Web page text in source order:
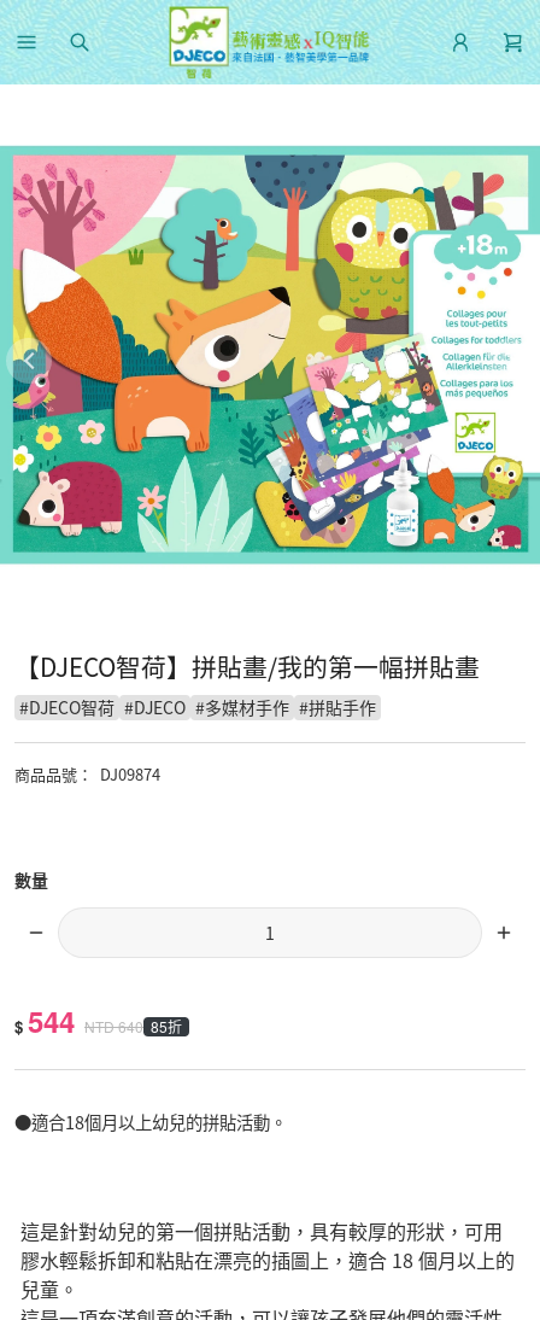
【DJECO智荷】拼貼畫/我的第一幅拼貼畫
#DJECO智荷 #DJECO #多媒材手作 #拼貼手作
商品品號 ： DJ09874
數量
$ 544 NTD640 85折
●適合18個月以上幼兒的拼貼活動。
這是針對幼兒的第一個拼貼活動，具有較厚的形狀，可用
膠水輕鬆拆卸和粘貼在漂亮的插圖上，適合 18 個月以上的
兒童。